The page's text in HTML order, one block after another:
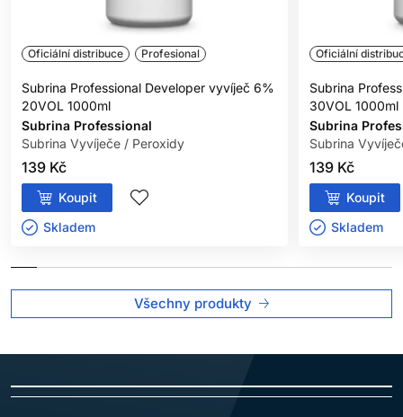
Oficiální distribuce Profesional
Subrina Professional Developer vyvíječ 6%
20VOL 1000ml
Subrina Professional
Subrina Vyvíječe / Peroxidy
139 Kč
Koupit
Skladem ㅤ
Oficiální
Subrina
30VOL 1000ml
Subrina
Subrina
139 Kč
Koupit
Skladem ㅤ
Všechny produkty